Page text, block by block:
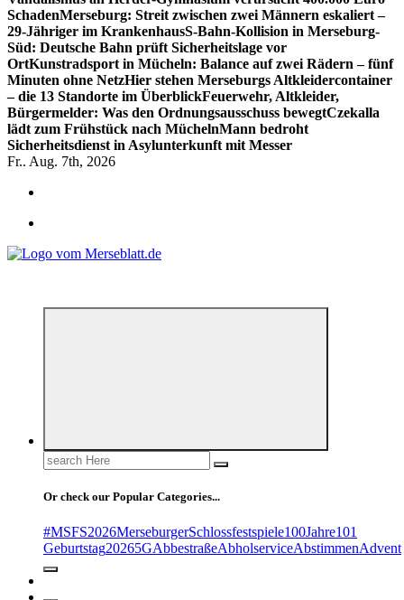
SchadenMerseburg: Streit zwischen zwei Männern eskaliert –
29-Jähriger im KrankenhausS-Bahn-Kollision in Merseburg-
Süd: Deutsche Bahn prüft Sicherheitslage vor
OrtKunstradsport in Mücheln: Balance auf zwei Rädern – fünf
Minuten ohne NetzHier stehen Merseburgs Altkleidercontainer
– die 13 Standorte im ÜberblickFeuerwehr, Altkleider,
Bürgermelder: Was den Ordnungsausschuss bewegtCzekalla
lädt zum Frühstück nach MüchelnMann bedroht
Sicherheitsdienst in Asylunterkunft mit Messer
Fr.. Aug. 7th, 2026
Search
for:
Or check our Popular Categories...
#MSFS2026MerseburgerSchlossfestspiele100Jahre101
Geburtstag20265GAbbestraßeAbholserviceAbstimmenAdvent